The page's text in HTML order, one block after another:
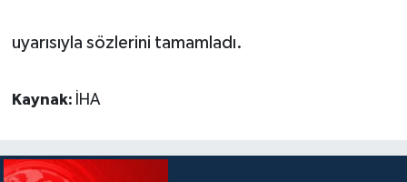
uyarısıyla sözlerini tamamladı.
Kaynak: İHA